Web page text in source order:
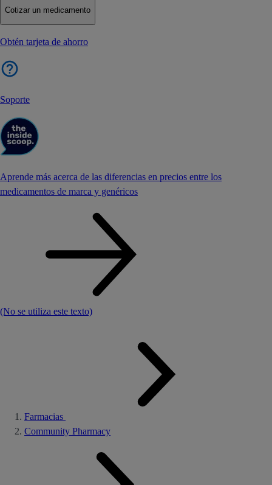
Cotizar un medicamento
Obtén tarjeta de ahorro
Soporte
Aprende más acerca de las diferencias en precios entre los
medicamentos de marca y genéricos
(No se utiliza este texto)
Farmacias
Community Pharmacy